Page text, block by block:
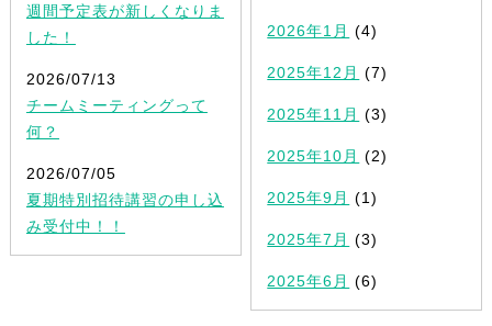
週間予定表が新しくなりま
した！
2026/07/13
チームミーティングって
何？
2026/07/05
夏期特別招待講習の申し込
み受付中！！
2026年1月 (4)
2025年12月 (7)
2025年11月 (3)
2025年10月 (2)
2025年9月 (1)
2025年7月 (3)
2025年6月 (6)